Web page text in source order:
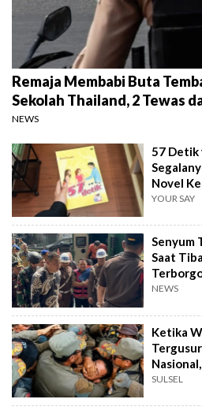
Remaja Membabi Buta
Sekolah Thailand, 2 Tewas
NEWS
57 Detik
Novel
YOUR SAY
Senyum
Saat
NEWS
Ketika
SULSEL